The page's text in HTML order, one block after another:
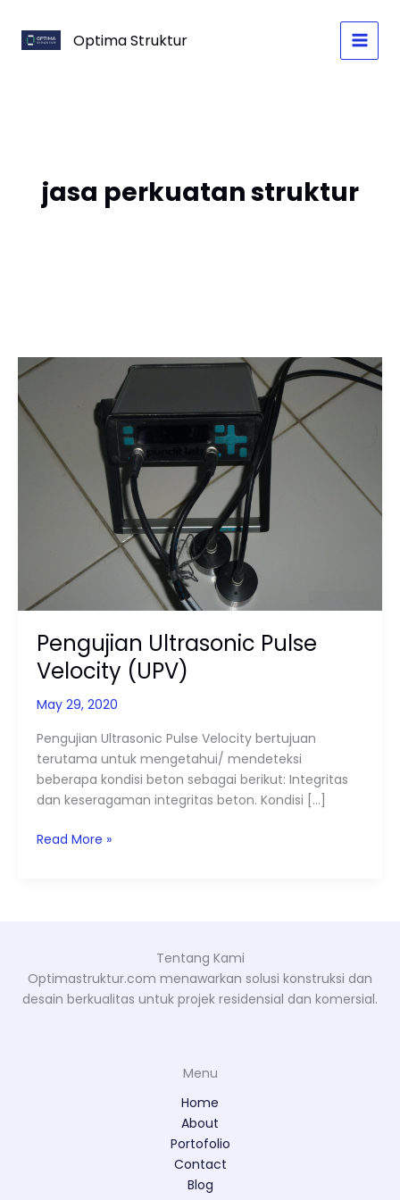
content
Optima Struktur
jasa perkuatan struktur
Pengujian Ultrasonic Pulse
Velocity (UPV)
May 29, 2020
Pengujian Ultrasonic Pulse Velocity bertujuan
terutama untuk mengetahui/ mendeteksi
beberapa kondisi beton sebagai berikut: Integritas
dan keseragaman integritas beton. Kondisi […]
Pengujian
Velocity
(UPV)
Read More »
Tentang Kami
Optimastruktur.com menawarkan solusi konstruksi dan
desain berkualitas untuk projek residensial dan komersial.
Menu
Home
About
Portofolio
Contact
Blog